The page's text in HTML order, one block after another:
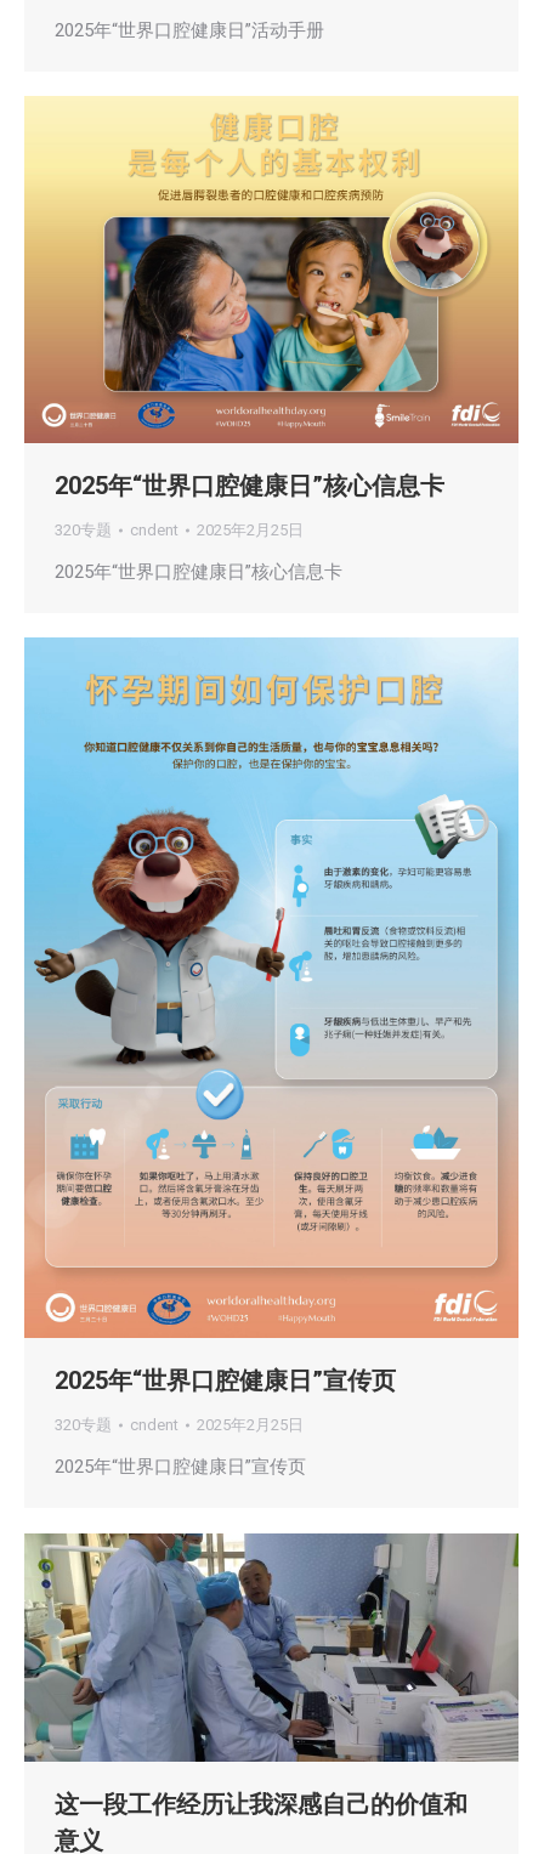
2025年“世界口腔健康日”活动手册
2025年“世界口腔健康日”核心信息卡
320专题 cndent 2025年2月25日
2025年“世界口腔健康日”核心信息卡
2025年“世界口腔健康日”宣传页
320专题 cndent 2025年2月25日
2025年“世界口腔健康日”宣传页
这一段工作经历让我深感自己的价值和
意义